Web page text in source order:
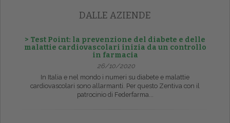
DALLE AZIENDE
> Test Point: la prevenzione del diabete e delle
malattie cardiovascolari inizia da un controllo
in farmacia
26/10/2020
In Italia e nel mondo i numeri su diabete e malattie
cardiovascolari sono allarmanti. Per questo Zentiva con il
patrocinio di Federfarma...